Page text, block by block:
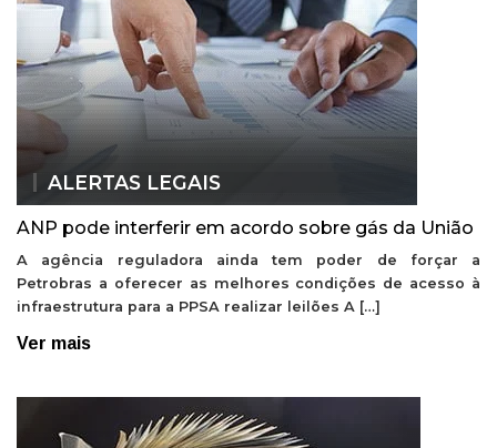
ALERTAS LEGAIS
ANP pode interferir em acordo sobre gás da União
A agência reguladora ainda tem poder de forçar a
Petrobras a oferecer as melhores condições de acesso à
infraestrutura para a PPSA realizar leilões A […]
Ver mais